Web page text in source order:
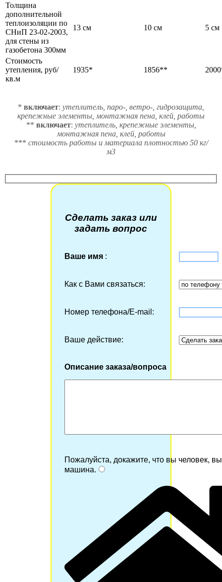
Толщина
дополнительной
теплоизоляции по
СНиП 23-02-2003,
для стены из
газобетона 300мм
13 см 10 см 5 см
Стоимость
утепления, руб/
кв.м
1935* 1856**
* включает: утеплитель, паро-, ветро-, гидрозащита,
крепежные элементы, монтажная пена, клей, работы
** включает: утеплитель, крепежные элементы,
монтажная пена, клей, работы
*** стоимость работы и материала плотностью 50 кг/
м3
Сделать заказ или
задать вопрос
Ваше имя:
Как с Вами связаться:
Номер телефона/Е-mail:
Ваше действие:
Описание заказа/вопроса
Пожалуйста, докажите, что вы человек,
машина.